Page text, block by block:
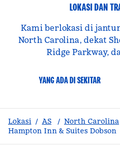
LOKASI DAN
Kami berlokasi di
North Carolina, dekat
Ridge Parkway,
YANG ADA DI SEKITAR
Lokasi / AS / North Carolina
Hampton Inn & Suites Dobson